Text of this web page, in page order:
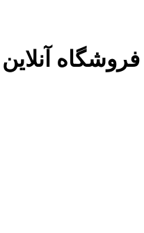
آنلاین